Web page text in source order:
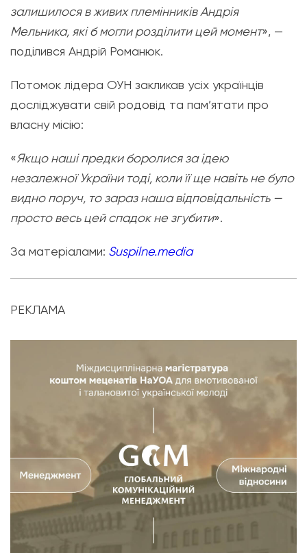
залишилося в живих племінників Андрія
Мельника, які б могли розділити цей момент», —
поділився Андрій Романюк.
Потомок лідера ОУН закликав усіх українців
досліджувати свій родовід та пам’ятати про
власну місію:
«Якщо наші предки боролися за ідею
незалежної України тоді, коли її ще навіть не було
видно поруч, то зараз наша відповідальність —
просто весь цей спадок не згубити».
За матеріалами: Suspilne.media
РЕКЛАМА